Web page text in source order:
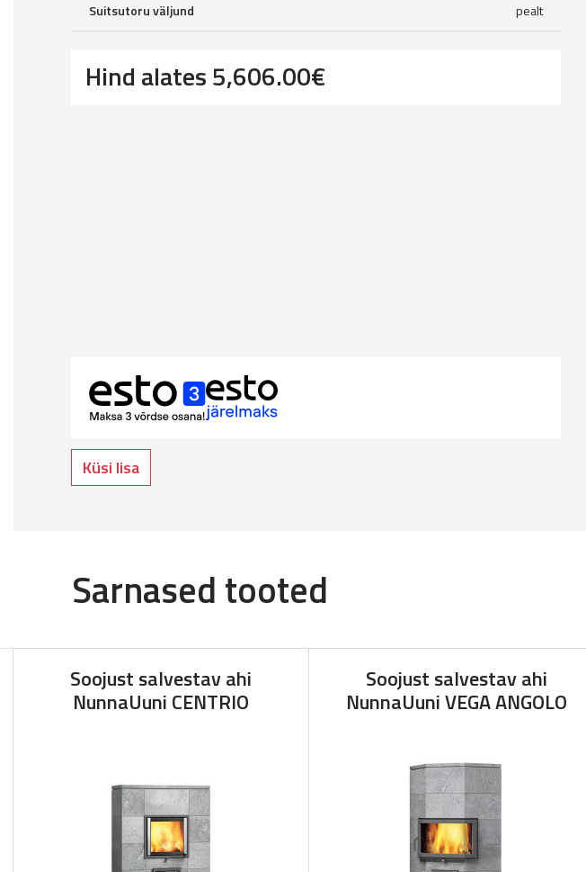
Suitsutoru väljund pealt
Hind alates5,606.00€
Küsi lisa
Sarnased tooted
Soojust salvestav ahi
NunnaUuni CENTRIO
Soojust salvestav ahi
NunnaUuni VEGA ANGOLO